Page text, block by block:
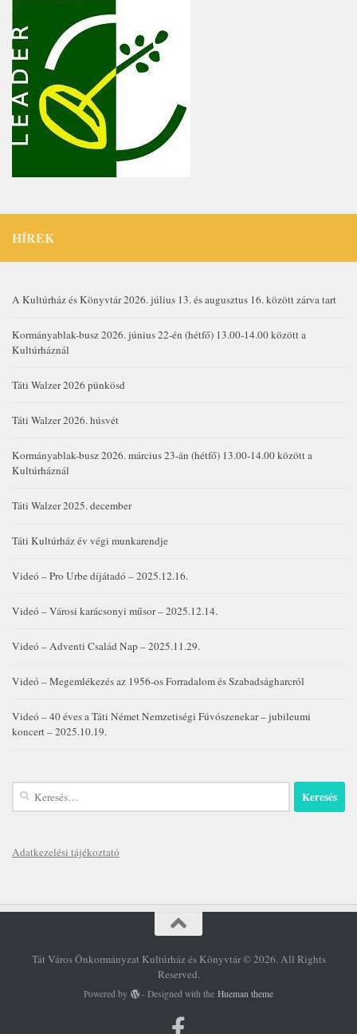
HÍREK
A Kultúrház és Könyvtár 2026. július 13. és augusztus 16. között zárva tart
Kormányablak-busz 2026. június 22-én (hétfő) 13.00-14.00 között a
Kultúrháznál
Táti Walzer 2026 pünkösd
Táti Walzer 2026. húsvét
Kormányablak-busz 2026. március 23-án (hétfő) 13.00-14.00 között a
Kultúrháznál
Táti Walzer 2025. december
Táti Kultúrház év végi munkarendje
Videó – Pro Urbe díjátadó – 2025.12.16.
Videó – Városi karácsonyi műsor – 2025.12.14.
Videó – Adventi Család Nap – 2025.11.29.
Videó – Megemlékezés az 1956-os Forradalom és Szabadságharcról
Videó – 40 éves a Táti Német Nemzetiségi Fúvószenekar – jubileumi
koncert – 2025.10.19.
Keresés:
Adatkezelési tájékoztató
Tát Város Önkormányzat Kultúrház és Könyvtár © 2026. All Rights
Reserved.
Powered by - Designed with theHueman theme